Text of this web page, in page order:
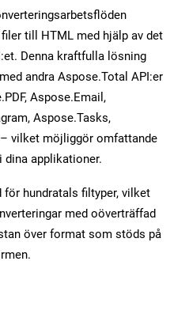
till HTML med hjälp av det
Denna kraftfulla lösning
andra Aspose.Total API:er
Aspose.Email,
Aspose.Tasks,
vilket möjliggör omfattande
applikationer.
hundratals filtyper, vilket
med oöverträffad
över format som stöds på